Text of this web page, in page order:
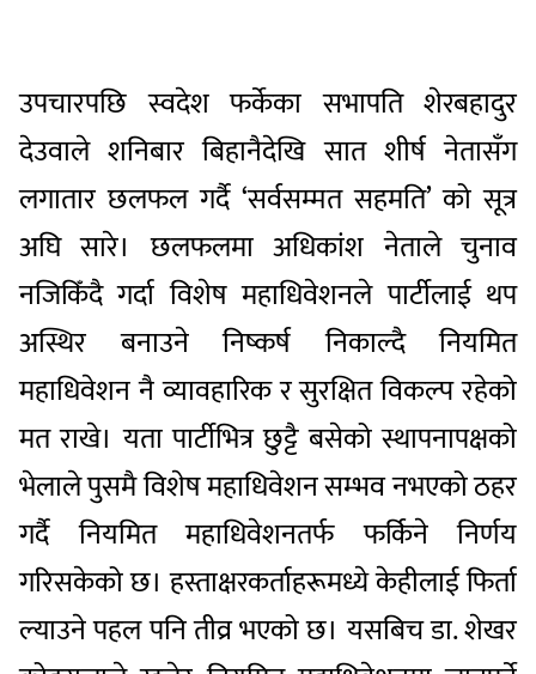
उपचारपछि स्वदेश फर्केका सभापति शेरबहादुर
देउवाले शनिबार बिहानैदेखि सात शीर्ष नेतासँग
लगातार छलफल गर्दै ‘सर्वसम्मत सहमति’ को सूत्र
अघि सारे। छलफलमा अधिकांश नेताले चुनाव
नजिकिँदै गर्दा विशेष महाधिवेशनले पार्टीलाई थप
अस्थिर बनाउने निष्कर्ष निकाल्दै नियमित
महाधिवेशन नै व्यावहारिक र सुरक्षित विकल्प रहेको
मत राखे। यता पार्टीभित्र छुट्टै बसेको स्थापनापक्षको
भेलाले पुसमै विशेष महाधिवेशन सम्भव नभएको ठहर
गर्दै नियमित महाधिवेशनतर्फ फर्किने निर्णय
गरिसकेको छ। हस्ताक्षरकर्ताहरूमध्ये केहीलाई फिर्ता
ल्याउने पहल पनि तीव्र भएको छ। यसबिच डा. शेखर